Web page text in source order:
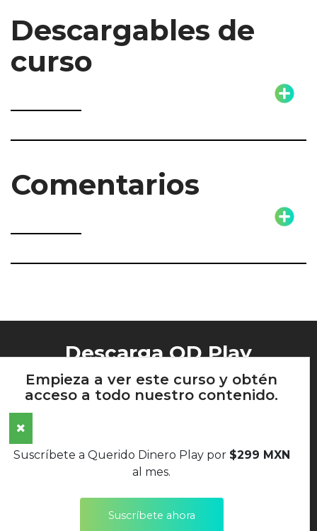
Descargables de
curso
Comentarios
Empieza a ver este curso y obtén
acceso a todo nuestro contenido.
Suscríbete a Querido Dinero Play por $299 MXN
al mes.
Suscríbete ahora
Descarga QD Play
AVISO DE PRIVACIDAD
TÉRMINOS Y CONDICIONES